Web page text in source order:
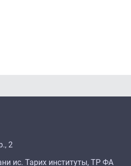
2
ис. Тарих институты, ТР ФА